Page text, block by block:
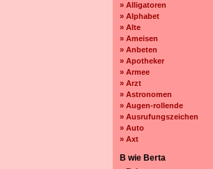
» Alligatoren
» Alphabet
» Alte
» Ameisen
» Anbeten
» Apotheker
» Armee
» Arzt
» Astronomen
» Augen-rollende
» Ausrufungszeichen
» Auto
» Axt
B wie Berta